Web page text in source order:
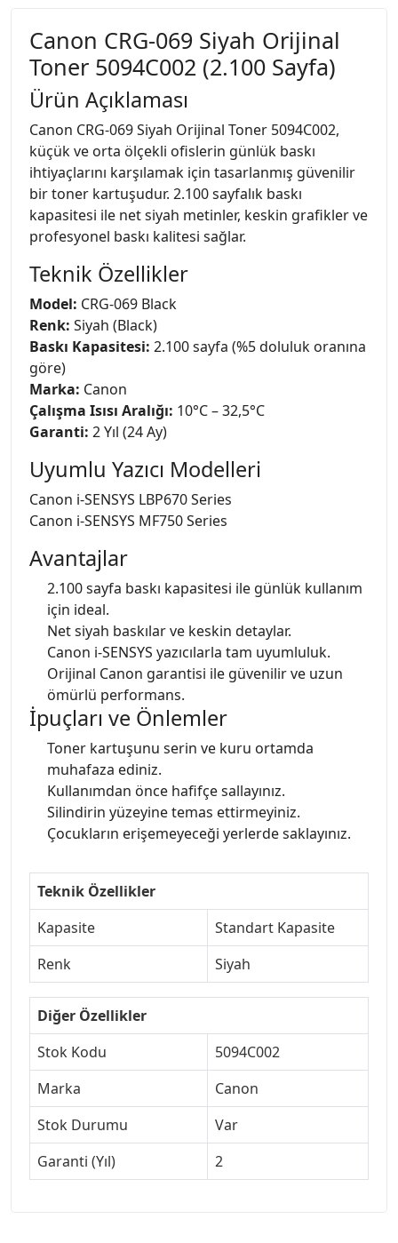
Canon CRG-069 Siyah Orijinal
Toner 5094C002 (2.100 Sayfa)
Ürün Açıklaması
Canon CRG-069 Siyah Orijinal Toner 5094C002,
küçük ve orta ölçekli ofislerin günlük baskı
ihtiyaçlarını karşılamak için tasarlanmış güvenilir
bir toner kartuşudur. 2.100 sayfalık baskı
kapasitesi ile net siyah metinler, keskin grafikler ve
profesyonel baskı kalitesi sağlar.
Teknik Özellikler
Model: CRG-069 Black
Renk: Siyah (Black)
Baskı Kapasitesi: 2.100 sayfa (%5 doluluk oranına
göre)
Marka: Canon
Çalışma Isısı Aralığı: 10°C – 32,5°C
Garanti: 2 Yıl (24 Ay)
Uyumlu Yazıcı Modelleri
Canon i-SENSYS LBP670 Series
Canon i-SENSYS MF750 Series
Avantajlar
2.100 sayfa baskı kapasitesi ile günlük kullanım
için ideal.
Net siyah baskılar ve keskin detaylar.
Canon i-SENSYS yazıcılarla tam uyumluluk.
Orijinal Canon garantisi ile güvenilir ve uzun
ömürlü performans.
İpuçları ve Önlemler
Toner kartuşunu serin ve kuru ortamda
muhafaza ediniz.
Kullanımdan önce hafifçe sallayınız.
Silindirin yüzeyine temas ettirmeyiniz.
Çocukların erişemeyeceği yerlerde saklayınız.
Teknik Özellikler
Kapasite
Standart Kapasite
Renk
Siyah
Diğer Özellikler
Stok Kodu
5094C002
Marka
Canon
Stok Durumu
Var
Garanti (Yıl)
2